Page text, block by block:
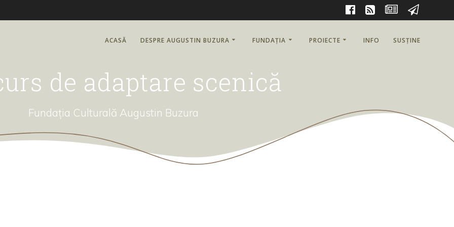
ACASĂ DESPRE AUGUSTIN BUZURA FUNDAȚIA PROIECTE INFO SUSȚINE
de adaptare scenică
Fundația Culturală Augustin Buzura